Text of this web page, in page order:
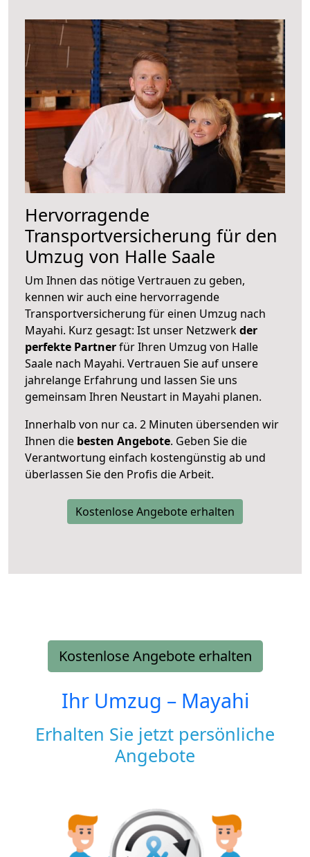
Hervorragende
Transportversicherung für den
Umzug von Halle Saale
Um Ihnen das nötige Vertrauen zu geben,
kennen wir auch eine hervorragende
Transportversicherung für einen Umzug nach
Mayahi. Kurz gesagt: Ist unser Netzwerkder
perfekte Partnerfür Ihren Umzug von Halle
Saale nach Mayahi. Vertrauen Sie auf unsere
jahrelange Erfahrung und lassen Sie uns
gemeinsam Ihren Neustart in Mayahi planen.
Innerhalb von nur ca. 2 Minuten übersenden wir
Ihnen die besten Angebote. Geben Sie die
Verantwortung einfach kostengünstig ab und
überlassen Sie den Profis die Arbeit.
Kostenlose Angebote erhalten
Kostenlose Angebote erhalten
Ihr Umzug – Mayahi
Erhalten Sie jetzt persönliche
Angebote